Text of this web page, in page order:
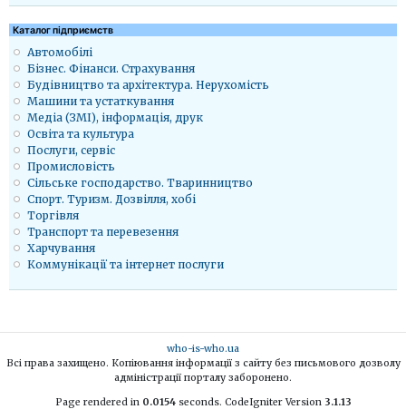
Каталог підприємств
Автомобілі
Бізнес. Фінанси. Страхування
Будівництво та архітектура. Нерухомість
Машини та устаткування
Медіа (ЗМІ), інформація, друк
Освіта та культура
Послуги, сервіс
Промисловість
Сільське господарство. Тваринництво
Спорт. Туризм. Дозвілля, хобі
Торгівля
Транспорт та перевезення
Харчування
Коммунікації та інтернет послуги
who-is-who.ua
Всі права захищено. Копіювання інформації з сайту без письмового дозволу
адміністрації порталу заборонено.
Page rendered in 0.0154seconds. CodeIgniter Version 3.1.13